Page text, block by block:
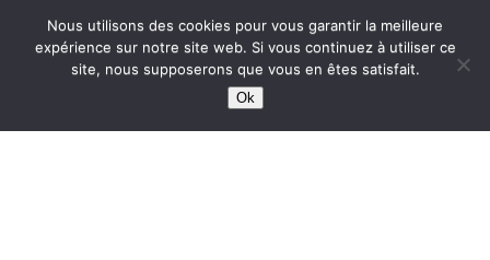
This site is protected bywp-copyrightpro.com
Nous utilisons des cookies pour vous garantir la meilleure
expérience sur notre site web. Si vous continuez à utiliser ce
site, nous supposerons que vous en êtes satisfait.
Ok